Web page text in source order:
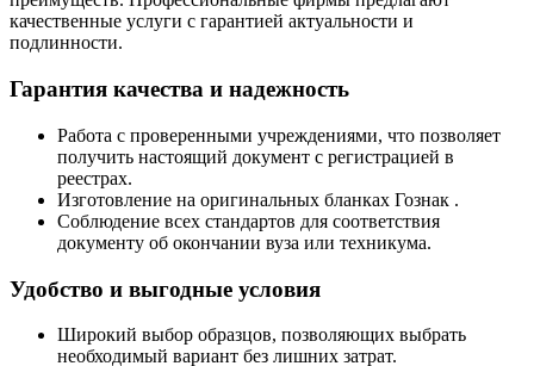
качественные услуги с гарантией актуальности и
подлинности.
Гарантия качества и надежность
Работа с проверенными учреждениями, что позволяет
получить настоящий документ с регистрацией в
реестрах.
Изготовление на оригинальных бланках Гознак .
Соблюдение всех стандартов для соответствия
документу об окончании вуза или техникума.
Удобство и выгодные условия
Широкий выбор образцов, позволяющих выбрать
необходимый вариант без лишних затрат.